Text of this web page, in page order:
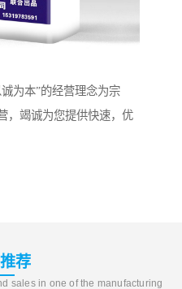
为本”的经营理念为宗
，竭诚为您提供快速，优
荐
sales in one of the manufacturing